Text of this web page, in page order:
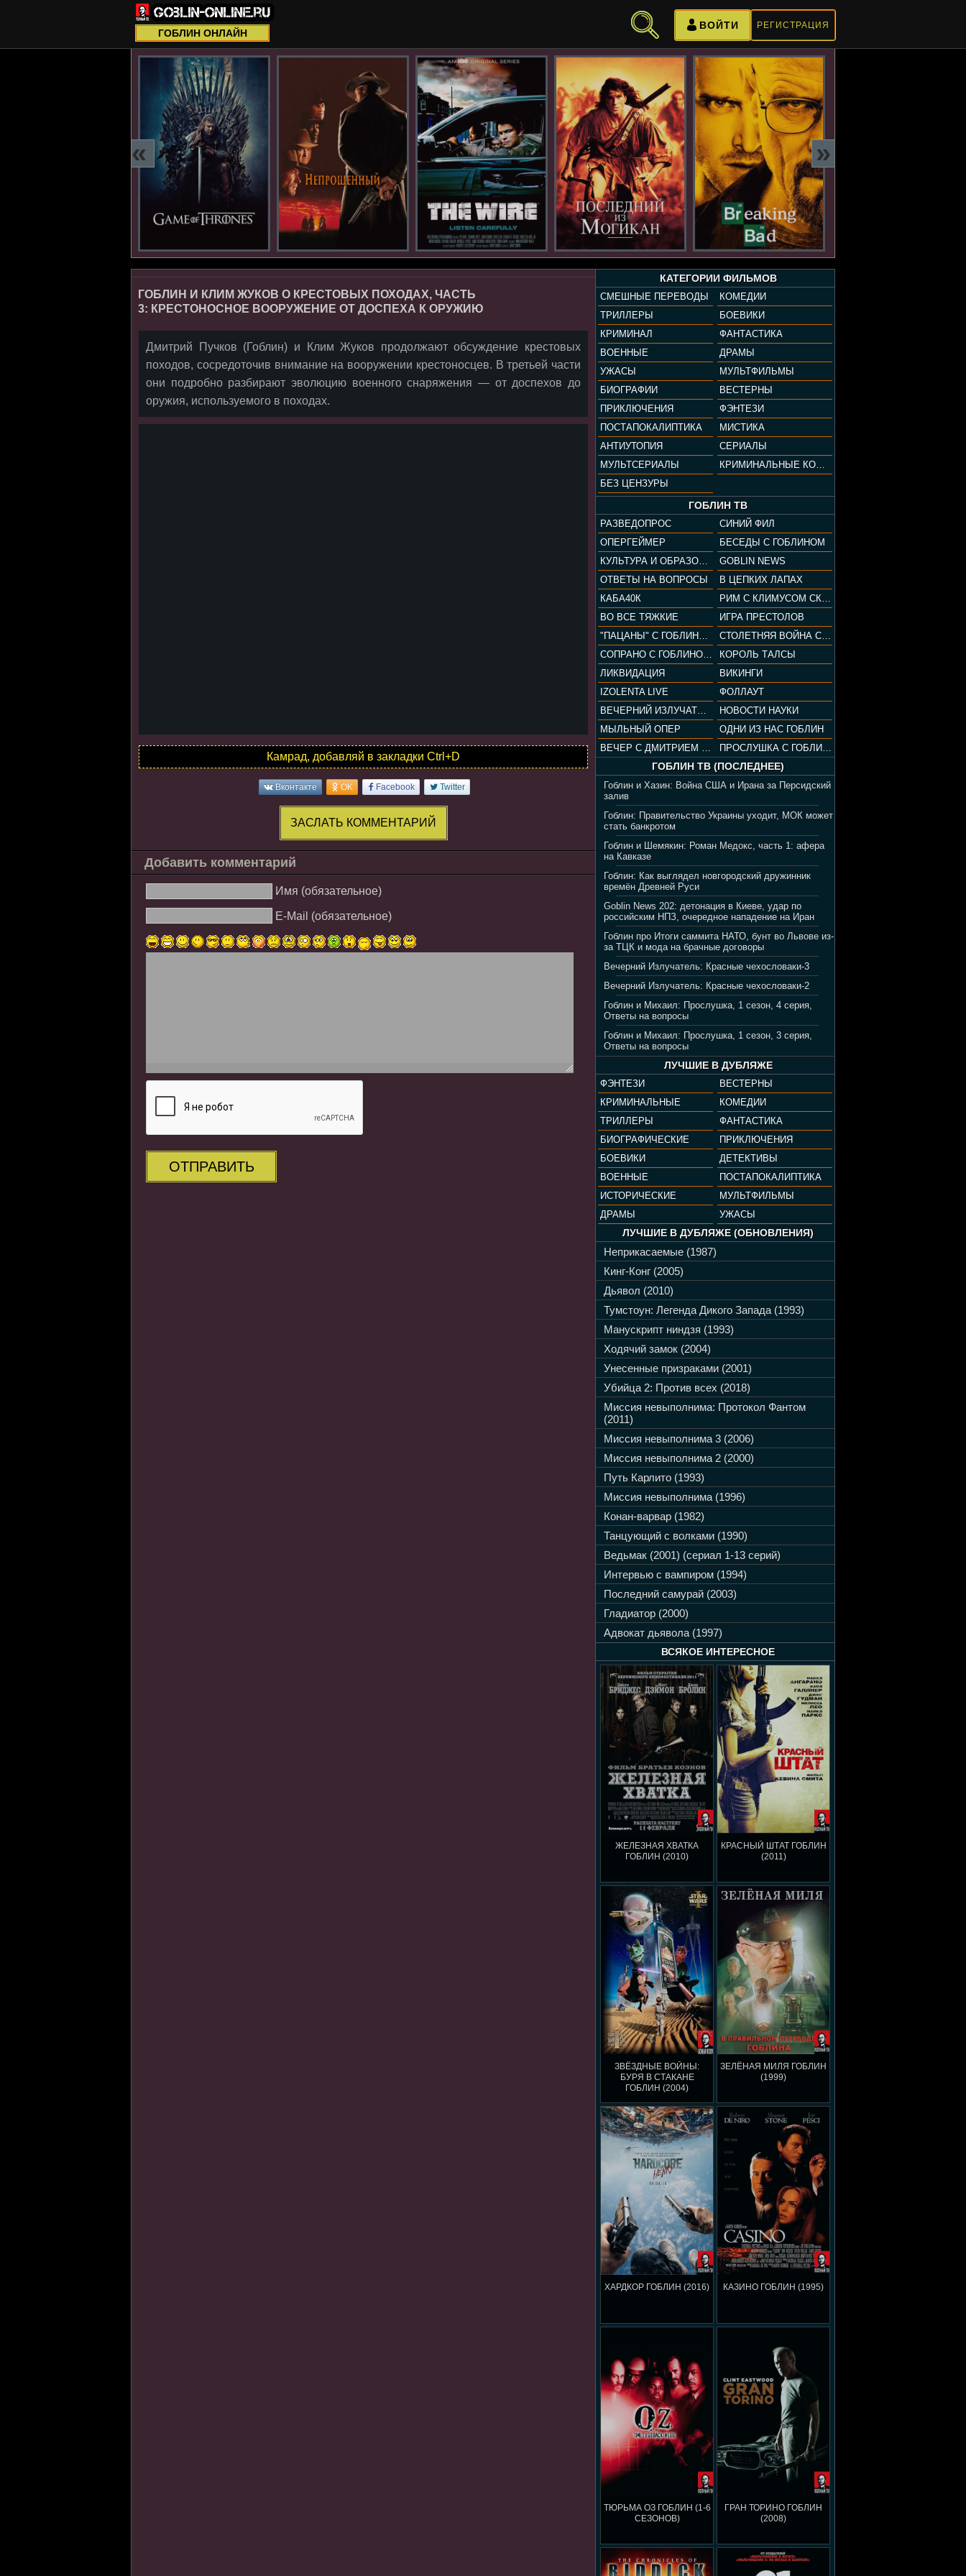
ГОБЛИН ОНЛАЙН
РЕГИСТРАЦИЯ
ВОЙТИ
« »
КАТЕГОРИИ ФИЛЬМОВ
СМЕШНЫЕ ПЕРЕВОДЫ
КОМЕДИИ
ТРИЛЛЕРЫ
БОЕВИКИ
КРИМИНАЛ
ФАНТАСТИКА
ВОЕННЫЕ
ДРАМЫ
УЖАСЫ
МУЛЬТФИЛЬМЫ
БИОГРАФИИ
ВЕСТЕРНЫ
ПРИКЛЮЧЕНИЯ
ФЭНТЕЗИ
ПОСТАПОКАЛИПТИКА
МИСТИКА
АНТИУТОПИЯ
СЕРИАЛЫ
МУЛЬТСЕРИАЛЫ
КРИМИНАЛЬНЫЕ КОМЕДИИ
БЕЗ ЦЕНЗУРЫ
ГОБЛИН ТВ
РАЗВЕДОПРОС
СИНИЙ ФИЛ
ОПЕРГЕЙМЕР
БЕСЕДЫ С ГОБЛИНОМ
КУЛЬТУРА И ОБРАЗОВАНИЕ
GOBLIN NEWS
ОТВЕТЫ НА ВОПРОСЫ
В ЦЕПКИХ ЛАПАХ
КАБА40К
РИМ С КЛИМУСОМ СКАРАБЕУСОМ
ВО ВСЕ ТЯЖКИЕ
ИГРА ПРЕСТОЛОВ
"ПАЦАНЫ" С ГОБЛИНОМ
СТОЛЕТНЯЯ ВОЙНА С КЛИМОМ ЖУКОВЫМ И ГОБЛИНОМ
СОПРАНО С ГОБЛИНОМ (РАЗБОР СЕРИАЛА)
КОРОЛЬ ТАЛСЫ
ЛИКВИДАЦИЯ
ВИКИНГИ
IZOLENTA LIVE
ФОЛЛАУТ
ВЕЧЕРНИЙ ИЗЛУЧАТЕЛЬ
НОВОСТИ НАУКИ
МЫЛЬНЫЙ ОПЕР
ОДНИ ИЗ НАС ГОБЛИН
ВЕЧЕР С ДМИТРИЕМ ПУЧКОВЫМ
ПРОСЛУШКА С ГОБЛИНОМ
ГОБЛИН ТВ (ПОСЛЕДНЕЕ)
Гоблин и Хазин: Война США и Ирана за Персидский
залив
Гоблин: Правительство Украины уходит, МОК может
стать банкротом
Гоблин и Шемякин: Роман Медокс, часть 1: афера
на Кавказе
Гоблин: Как выглядел новгородский дружинник
времён Древней Руси
Goblin News 202: детонация в Киеве, удар по
российским НПЗ, очередное нападение на Иран
Гоблин про Итоги саммита НАТО, бунт во Львове из-
за ТЦК и мода на брачные договоры
Вечерний Излучатель: Красные чехословаки-3
Вечерний Излучатель: Красные чехословаки-2
Гоблин и Михаил: Прослушка, 1 сезон, 4 серия,
Ответы на вопросы
Гоблин и Михаил: Прослушка, 1 сезон, 3 серия,
Ответы на вопросы
ЛУЧШИЕ В ДУБЛЯЖЕ
ФЭНТЕЗИ
ВЕСТЕРНЫ
КРИМИНАЛЬНЫЕ
КОМЕДИИ
ТРИЛЛЕРЫ
ФАНТАСТИКА
БИОГРАФИЧЕСКИЕ
ПРИКЛЮЧЕНИЯ
БОЕВИКИ
ДЕТЕКТИВЫ
ВОЕННЫЕ
ПОСТАПОКАЛИПТИКА
ИСТОРИЧЕСКИЕ
МУЛЬТФИЛЬМЫ
ДРАМЫ
УЖАСЫ
ЛУЧШИЕ В ДУБЛЯЖЕ (ОБНОВЛЕНИЯ)
Неприкасаемые (1987)
Кинг-Конг (2005)
Дьявол (2010)
Тумстоун: Легенда Дикого Запада (1993)
Манускрипт ниндзя (1993)
Ходячий замок (2004)
Унесенные призраками (2001)
Убийца 2: Против всех (2018)
Миссия невыполнима: Протокол Фантом
(2011)
Миссия невыполнима 3 (2006)
Миссия невыполнима 2 (2000)
Путь Карлито (1993)
Миссия невыполнима (1996)
Конан-варвар (1982)
Танцующий с волками (1990)
Ведьмак (2001) (сериал 1-13 серий)
Интервью с вампиром (1994)
Последний самурай (2003)
Гладиатор (2000)
Адвокат дьявола (1997)
ВСЯКОЕ ИНТЕРЕСНОЕ
ЖЕЛЕЗНАЯ ХВАТКА
ГОБЛИН (2010)
КРАСНЫЙ ШТАТ ГОБЛИН
(2011)
ЗВЁЗДНЫЕ ВОЙНЫ:
БУРЯ В СТАКАНЕ
ГОБЛИН (2004)
ЗЕЛЁНАЯ МИЛЯ ГОБЛИН
(1999)
ХАРДКОР ГОБЛИН (2016) КАЗИНО ГОБЛИН (1995)
ТЮРЬМА ОЗ ГОБЛИН (1-6
СЕЗОНОВ)
ГРАН ТОРИНО ГОБЛИН
(2008)
ГОБЛИН И КЛИМ ЖУКОВ О КРЕСТОВЫХ ПОХОДАХ, ЧАСТЬ
3: КРЕСТОНОСНОЕ ВООРУЖЕНИЕ ОТ ДОСПЕХА К ОРУЖИЮ
Дмитрий Пучков (Гоблин) и Клим Жуков продолжают обсуждение крестовых
походов, сосредоточив внимание на вооружении крестоносцев. В третьей части
они подробно разбирают эволюцию военного снаряжения — от доспехов до
оружия, используемого в походах.
Камрад, добавляй в закладки Ctrl+D
Вконтакте OK Facebook Twitter
ЗАСЛАТЬ КОММЕНТАРИЙ
Добавить комментарий
Имя (обязательное)
E-Mail (обязательное)
ОТПРАВИТЬ